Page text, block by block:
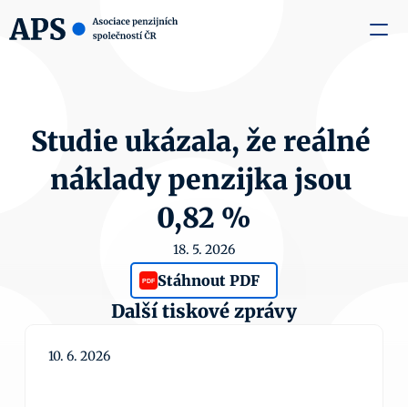
Studie ukázala, že reálné
náklady penzijka jsou
0,82 %
18. 5. 2026
PDF Stáhnout PDF
Další tiskové zprávy
10. 6. 2026